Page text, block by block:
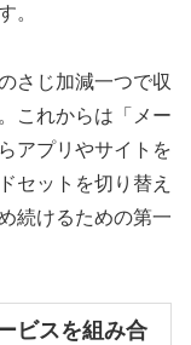
。
さじ加減一つで収
これからは「メー
アプリやサイトを
セットを切り替え
続けるための第一
ビスを組み合